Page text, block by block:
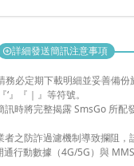
add_circle詳細發送簡訊注意事項
必定期下載明細並妥善備份
』『｜』等符號。
時將完整揭露 SmsGo 所
之防詐過濾機制導致攔阻，
行動數據（4G/5G）與 MMS